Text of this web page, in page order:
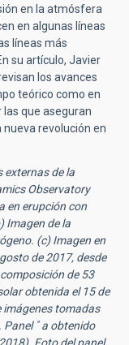
en la atmósfera
en algunas líneas
líneas más
su artículo, Javier
los avances
teórico como en
las que aseguran
revolución en
externas de la
Observatory
en erupción con
Imagen de la
(c) Imagen en
de 2017, desde
de 53
obtenida el 15 de
imágenes tomadas
˚ a obtenido